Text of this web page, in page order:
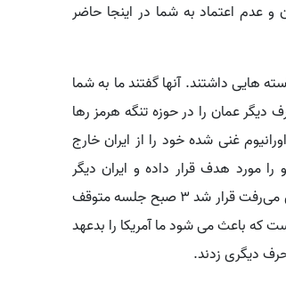
و عدم اعتماد به شما در اینجا حاضر
هایی داشتند. آنها گفتند ما به شما
را متوقف کنید. از طرف دیگر عمان را در حوزه تنگه هرمز رها
شوید. همچنین گفتند که ترامپ تأکید دارد ۴۵۰ کیلو اورانیوم غنی شده خود را از ایران خارج
مورد هدف قرار داده و ایران دیگر
اورانیومی ندارد. از آنجایی که موضوعات در این قسمت جلسه با تندی پیش می‌رفت قرار شد ۳ صبح جلسه متوقف
که باعث می شود ما آمریکا را بدعهد